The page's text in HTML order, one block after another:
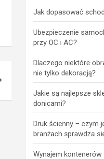
Jak dopasować
Ubezpieczenie
przy OC i AC?
Dlaczego niektóre
nie tylko dekoracją?
Jakie są najlepsze
donicami?
Druk ścienny – czym
branżach sprawdza
Wynajem